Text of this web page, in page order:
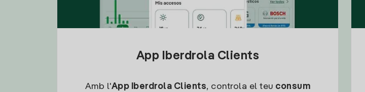
App Iberdrola Clients
Amb l'App Iberdrola Clients, controla el teu consum